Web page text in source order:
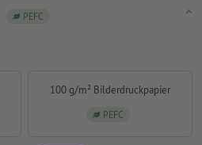
PEFC
100 g/m² Bilderdruckpapier
PEFC